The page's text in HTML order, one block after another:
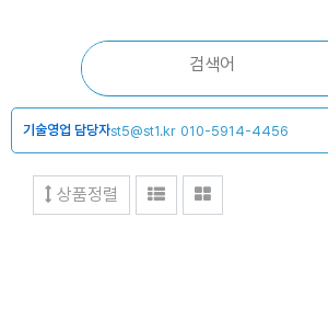
기술영업 담당자st5@st1.kr 010-5914-4456
상품정렬